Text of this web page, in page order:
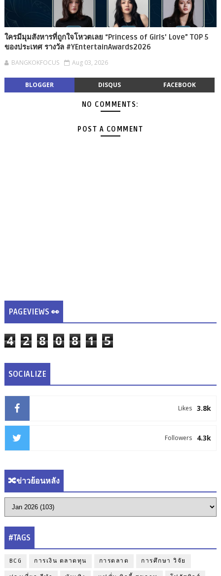
ใครมีมุมสังหารที่ถูกใจโหวตเลย “Princess of Girls' Love” TOP 5
ของประเทศ รางวัล #YEntertainAwards2026
BANGKOKFOCUS Aug 03, 2026
BLOGGER DISQUS FACEBOOK
NO COMMENTS:
POST A COMMENT
PAGEVIEWS 👀
4 2 8 0 8 1 5
SOCIALIZE
3.8k
Likes
4.3k
Followers
🔀ข่าวย้อนหลัง
#TAGS
BCG การเงิน ตลาดทุน การตลาด การศึกษา วิจัย